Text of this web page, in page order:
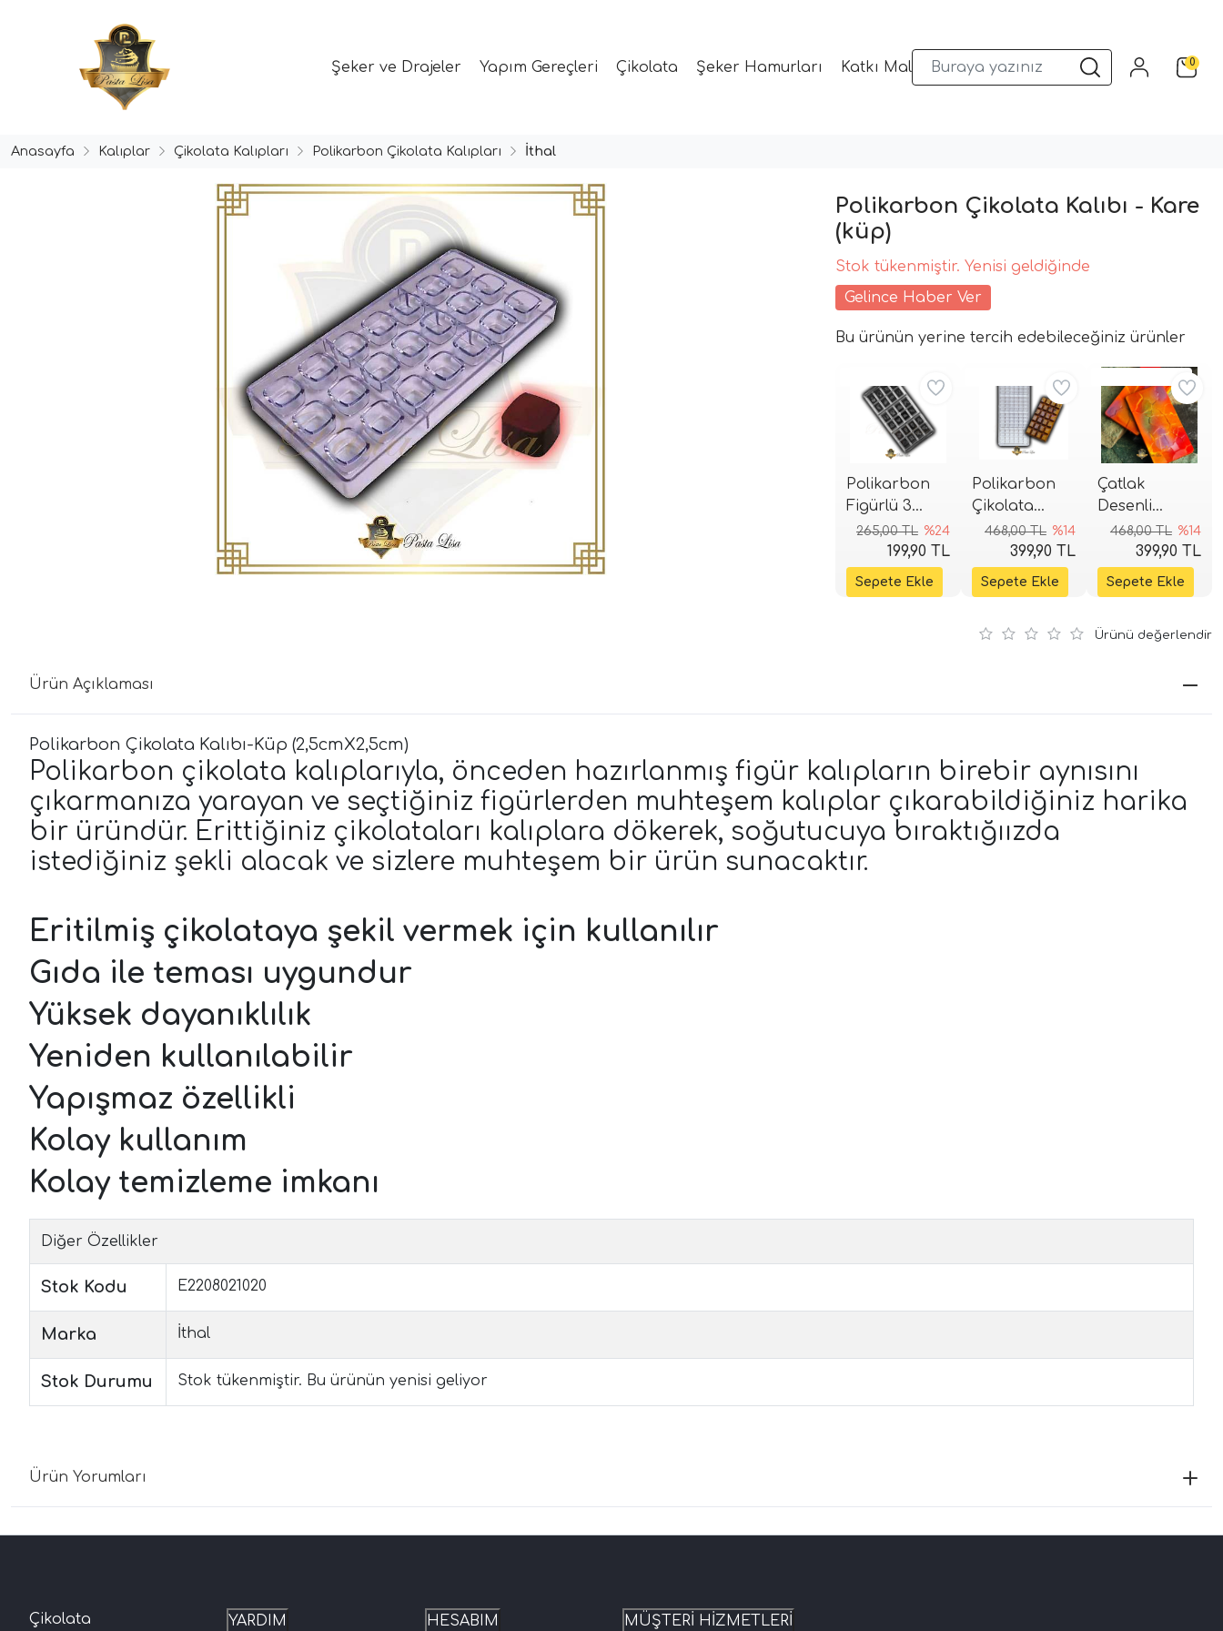
Şeker ve Drajeler Yapım Gereçleri Çikolata Şeker Hamurları Katkı Malzemeleri Sunum Gereçleri Kalıplar0
Anasayfa Kalıplar Çikolata Kalıpları Polikarbon Çikolata Kalıpları İthal
Polikarbon Çikolata Kalıbı - Kare
(küp)
Stok tükenmiştir. Yenisi geldiğinde
Gelince Haber Ver
Bu ürünün yerine tercih edebileceğiniz ürünler
Polikarbon
Figürlü 3
Bölmeli
Tablet
Çikolata
Kalıbı
265,00 TL %24
199,90 TL
Aynı Gün Kargo
Polikarbon
Çikolata
Kalıbı - Mini
Tablet
468,00 TL %14
399,90 TL
Aynı Gün Kargo
Çatlak
Desenli
Tablet
Polikarbon
Çikolata
Kalıbı (4
468,00 TL %14
399,90 TL
Aynı Gün Kargo
Ürünü değerlendir
Ürün Açıklaması
Polikarbon Çikolata Kalıbı-Küp (2,5cmX2,5cm)
Polikarbon çikolata kalıplarıyla, önceden hazırlanmış figür kalıpların birebir aynısını
çıkarmanıza yarayan ve seçtiğiniz figürlerden muhteşem kalıplar çıkarabildiğiniz harika
bir üründür. Erittiğiniz çikolataları kalıplara dökerek, soğutucuya bıraktığıızda
istediğiniz şekli alacak ve sizlere muhteşem bir ürün sunacaktır.
Eritilmiş çikolataya şekil vermek için kullanılır
Gıda ile teması uygundur
Yüksek dayanıklılık
Yeniden kullanılabilir
Yapışmaz özellikli
Kolay kullanım
Kolay temizleme imkanı
Diğer Özellikler
Stok Kodu E2208021020
Marka İthal
Stok Durumu Stok tükenmiştir. Bu ürünün yenisi geliyor
Ürün Yorumları
Çikolata YARDIM HESABIM MÜŞTERİ HİZMETLERİ